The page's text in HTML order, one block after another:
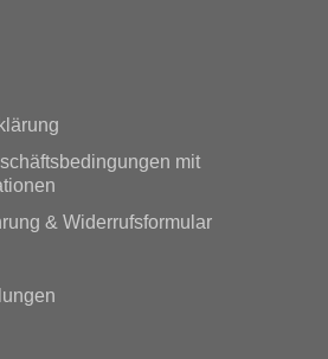
mit
& Widerrufsformular